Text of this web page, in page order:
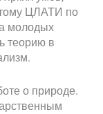
ЦЛАТИ по
молодых
теорию в
о природе.